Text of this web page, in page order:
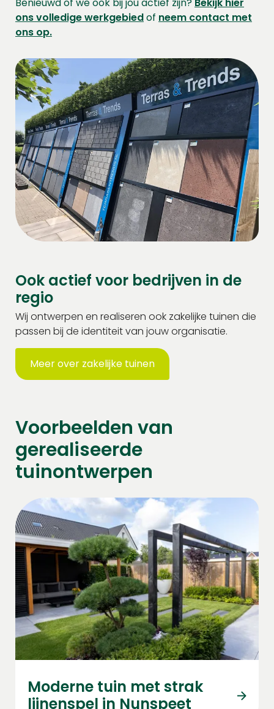
Benieuwd of we ook bij jou actief zijn? Bekijk hier
ons volledige werkgebiedof neem contact met
ons op.
Ook actief voor bedrijven in de
regio
Wij ontwerpen en realiseren ook zakelijke tuinen die
passen bij de identiteit van jouw organisatie.
Meer over zakelijke tuinen
Voorbeelden van
gerealiseerde
tuinontwerpen
Moderne tuin met strak
lijnenspel in Nunspeet